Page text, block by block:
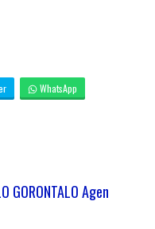
WhatsApp
GORONTALO Agen